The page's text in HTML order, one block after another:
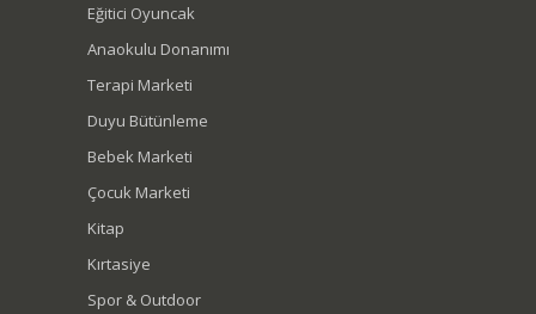
Eğitici Oyuncak
Anaokulu Donanımı
Terapi Marketi
Duyu Bütünleme
Bebek Marketi
Çocuk Marketi
Kitap
Kırtasiye
Spor & Outdoor